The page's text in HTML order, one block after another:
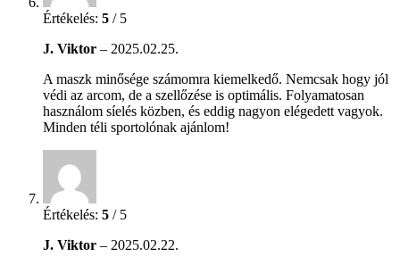
Értékelés: 5 / 5
J. Viktor – 2025.02.25.
A maszk minősége számomra kiemelkedő. Nemcsak hogy jól
védi az arcom, de a szellőzése is optimális. Folyamatosan
használom síelés közben, és eddig nagyon elégedett vagyok.
Minden téli sportolónak ajánlom!
Értékelés: 5 / 5
J. Viktor – 2025.02.22.